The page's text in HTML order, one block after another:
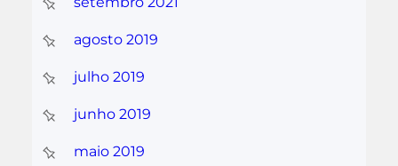
agosto 2019
julho 2019
junho 2019
maio 2019